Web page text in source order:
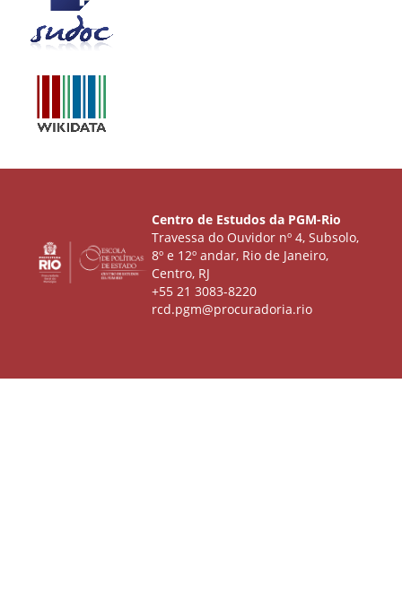
Centro de Estudos da PGM-Rio
Travessa do Ouvidor nº 4, Subsolo,
8º e 12º andar, Rio de Janeiro,
Centro, RJ
+55 21 3083-8220
rcd.pgm@procuradoria.rio